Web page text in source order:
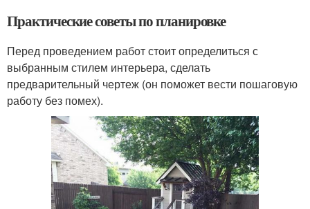
Практические советы по планировке
Перед проведением работ стоит определиться с
выбранным стилем интерьера, сделать
предварительный чертеж (он поможет вести пошаговую
работу без помех).